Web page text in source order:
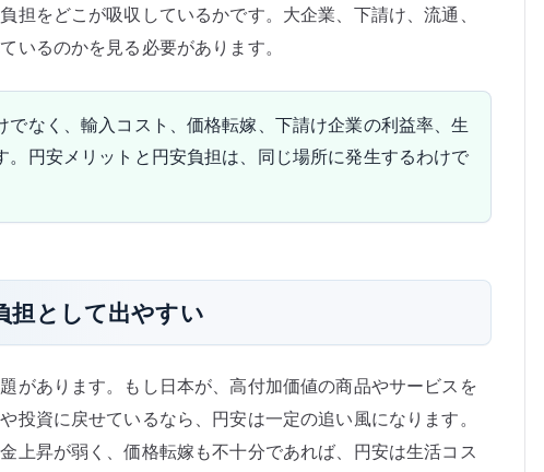
をどこが吸収しているかです。大企業、下請け、流通、
いるのかを見る必要があります。
なく、輸入コスト、価格転嫁、下請け企業の利益率、生
円安メリットと円安負担は、同じ場所に発生するわけで
担として出やすい
があります。もし日本が、高付加価値の商品やサービスを
資に戻せているなら、円安は一定の追い風になります。
上昇が弱く、価格転嫁も不十分であれば、円安は生活コス